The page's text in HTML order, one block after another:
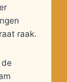
raak.